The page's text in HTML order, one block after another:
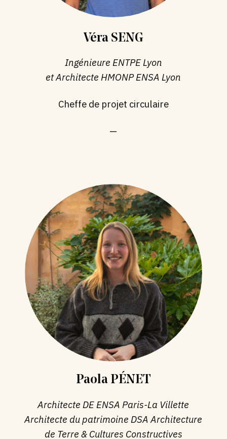
Véra SENG
Ingénieure ENTPE Lyon
et Architecte HMONP ENSA Lyon
Cheffe de projet circulaire
—
Paola PÉNET
Architecte DE ENSA Paris-La Villette
Architecte du patrimoine DSA Architecture
de Terre & Cultures Constructives